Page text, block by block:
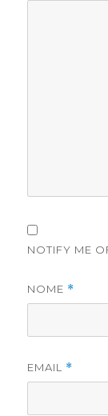
NOTIFY ME
NOME *
EMAIL *